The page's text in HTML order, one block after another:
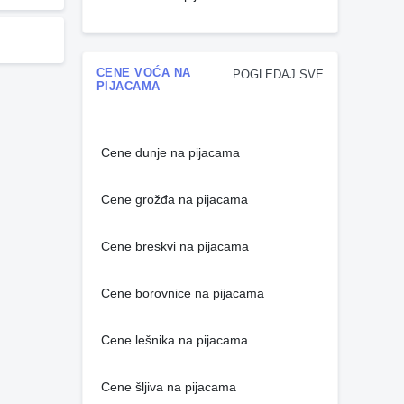
POGLEDAJ SVE
CENE VOĆA NA
PIJACAMA
Cene dunje na pijacama
Cene grožđa na pijacama
Cene breskvi na pijacama
Cene borovnice na pijacama
Cene lešnika na pijacama
Cene šljiva na pijacama